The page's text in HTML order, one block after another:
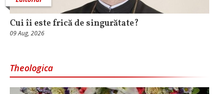
Cui îi este frică de singurătate?
09 Aug, 2026
Theologica